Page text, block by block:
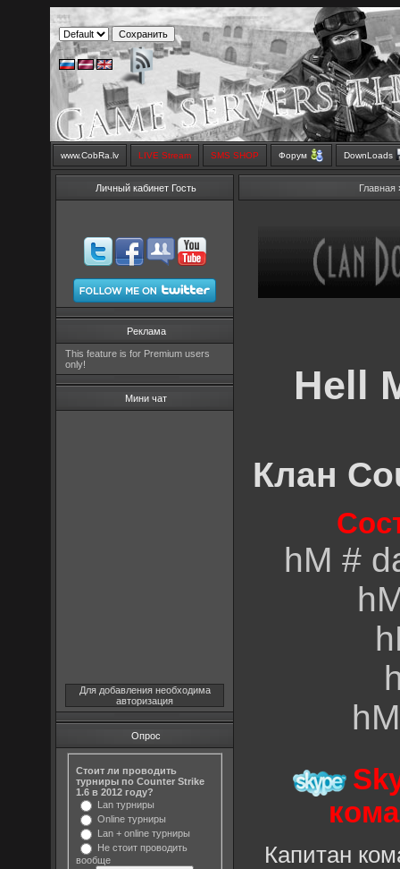
www.CobRa.lv LIVE Stream SMS SHOP Форум DownLoads
Личный кабинет Гость
Реклама
This feature is for Premium users
only!
Мини чат
Для добавления необходима
авторизация
Опрос
Стоит ли проводить
турниры по Counter Strike
1.6 в 2012 году?
Lan турниры
Online турниры
Lan + online турниры
Не стоит проводить
вообще
Главная
Hell
Клан
hM #
Капитан